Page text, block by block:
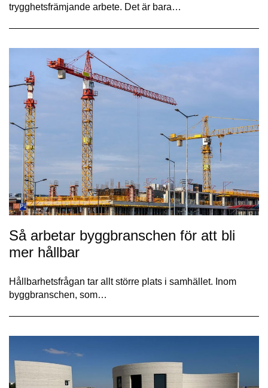
trygghetsfrämjande arbete. Det är bara…
Så arbetar byggbranschen för att bli
mer hållbar
Hållbarhetsfrågan tar allt större plats i samhället. Inom
byggbranschen, som…